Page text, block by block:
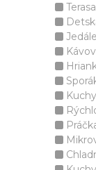
Terasa